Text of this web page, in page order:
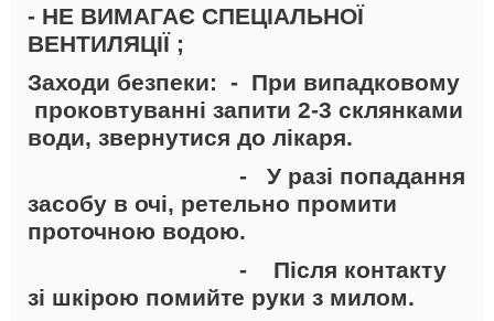
- НЕ ВИМАГАЄ СПЕЦІАЛЬНОЇ
ВЕНТИЛЯЦІЇ ;
Заходи безпеки: - При випадковому
проковтуванні запити 2-3 склянками
води, звернутися до лікаря.
- У разі попадання
засобу в очі, ретельно промити
проточною водою.
- Після контакту
зі шкірою помийте руки з милом.